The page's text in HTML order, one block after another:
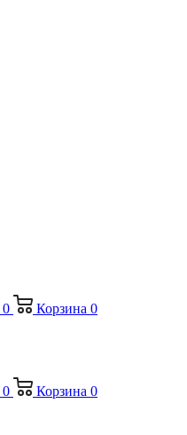
0 Корзина 0
0 Корзина 0